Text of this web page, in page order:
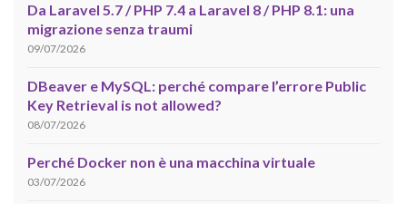
Da Laravel 5.7 / PHP 7.4 a Laravel 8 / PHP 8.1: una
migrazione senza traumi
09/07/2026
DBeaver e MySQL: perché compare l’errore Public
Key Retrieval is not allowed?
08/07/2026
Perché Docker non è una macchina virtuale
03/07/2026